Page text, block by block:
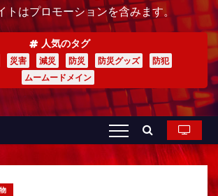
トはプロモーションを含みます。
人気のタグ
災害 減災 防災 防災グッズ
防犯
ムームードメイン